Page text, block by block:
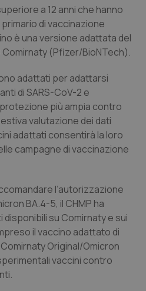
di Bolzano
di Trento
a 12 anni che hanno
di vaccinazione
è una versione adattata del
Comirnaty (Pfizer/BioNTech).
adattati per adattarsi
di SARS-CoV-2 e
più ampia contro
valutazione dei dati
adattati consentirà la loro
campagne di vaccinazione
l’autorizzazione
BA.4-5, il CHMP ha
su Comirnaty e sui
il vaccino adattato di
Original/Omicron
vaccini contro